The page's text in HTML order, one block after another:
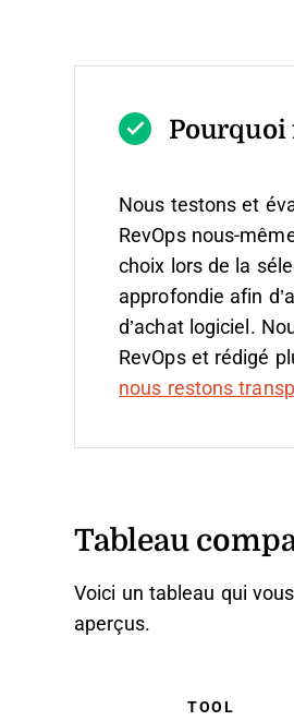
Pourquoi
Nous testons et
RevOps nous-
choix lors de la
approfondie afin
d’achat logiciel.
RevOps et rédigé
nous restons
Tableau
Voici un tableau qui
aperçus.
TOOL